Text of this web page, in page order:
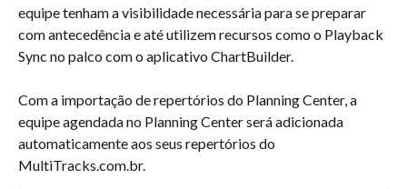
equipe tenham a visibilidade necessária para se preparar
com antecedência e até utilizem recursos como o Playback
Sync no palco com o aplicativo ChartBuilder.
Com a importação de repertórios do Planning Center, a
equipe agendada no Planning Center será adicionada
automaticamente aos seus repertórios do
MultiTracks.com.br.